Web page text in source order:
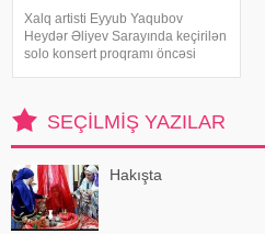
Xalq artisti Eyyub Yaqubov
Heydər Əliyev Sarayında keçirilən
solo konsert proqramı öncəsi
yaradıcılığı və konsertlə bağlı
fikirlərini bölüşüb. xəbər verir ki,
sənətkarın sözlərin
SEÇILMIŞ YAZILAR
Hakışta